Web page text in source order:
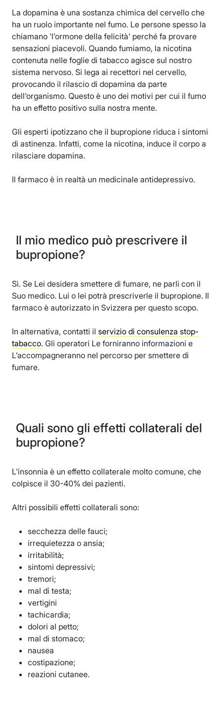
La dopamina è una sostanza chimica del cervello che
ha un ruolo importante nel fumo. Le persone spesso la
chiamano 'l’ormone della felicità' perché fa provare
sensazioni piacevoli. Quando fumiamo, la nicotina
contenuta nelle foglie di tabacco agisce sul nostro
sistema nervoso. Si lega ai recettori nel cervello,
provocando il rilascio di dopamina da parte
dell'organismo. Questo è uno dei motivi per cui il fumo
ha un effetto positivo sulla nostra mente.
Gli esperti ipotizzano che il bupropione riduca i sintomi
di astinenza. Infatti, come la nicotina, induce il corpo a
rilasciare dopamina.
Il farmaco è in realtà un medicinale antidepressivo.
Il mio medico può prescrivere il
bupropione?
Sì. Se Lei desidera smettere di fumare, ne parli con il
Suo medico. Lui o lei potrà prescriverle il bupropione. Il
farmaco è autorizzato in Svizzera per questo scopo.
In alternativa, contatti il servizio di consulenza stop-
tabacco. Gli operatori Le forniranno informazioni e
L’accompagneranno nel percorso per smettere di
fumare.
Quali sono gli effetti collaterali del
bupropione?
L'insonnia è un effetto collaterale molto comune, che
colpisce il 30-40% dei pazienti.
Altri possibili effetti collaterali sono:
secchezza delle fauci;
irrequietezza o ansia;
irritabilità;
sintomi depressivi;
tremori;
mal di testa;
vertigini
tachicardia;
dolori al petto;
mal di stomaco;
nausea
costipazione;
reazioni cutanee.